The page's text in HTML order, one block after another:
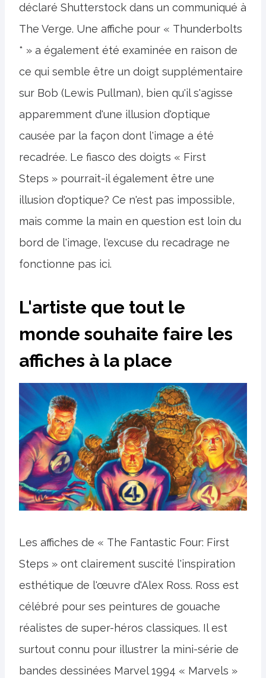
déclaré Shutterstock dans un communiqué à
The Verge. Une affiche pour « Thunderbolts
* » a également été examinée en raison de
ce qui semble être un doigt supplémentaire
sur Bob (Lewis Pullman), bien qu'il s'agisse
apparemment d'une illusion d'optique
causée par la façon dont l'image a été
recadrée. Le fiasco des doigts « First
Steps » pourrait-il également être une
illusion d'optique? Ce n'est pas impossible,
mais comme la main en question est loin du
bord de l'image, l'excuse du recadrage ne
fonctionne pas ici.
L'artiste que tout le
monde souhaite faire les
affiches à la place
Les affiches de « The Fantastic Four: First
Steps » ont clairement suscité l'inspiration
esthétique de l'œuvre d'Alex Ross. Ross est
célébré pour ses peintures de gouache
réalistes de super-héros classiques. Il est
surtout connu pour illustrer la mini-série de
bandes dessinées Marvel 1994 « Marvels »